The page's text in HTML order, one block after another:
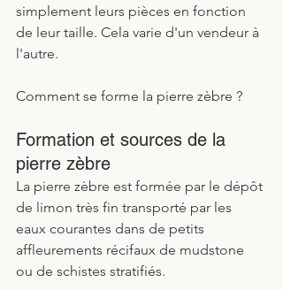
simplement leurs pièces en fonction
de leur taille. Cela varie d'un vendeur à
l'autre.
Comment se forme la pierre zèbre ?
Formation et sources de la
pierre zèbre
La pierre zèbre est formée par le dépôt
de limon très fin transporté par les
eaux courantes dans de petits
affleurements récifaux de mudstone
ou de schistes stratifiés.